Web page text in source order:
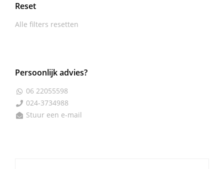
Reset
Alle filters resetten
Persoonlijk advies?
 06 22055598
 024-3734988
 Stuur een e-mail